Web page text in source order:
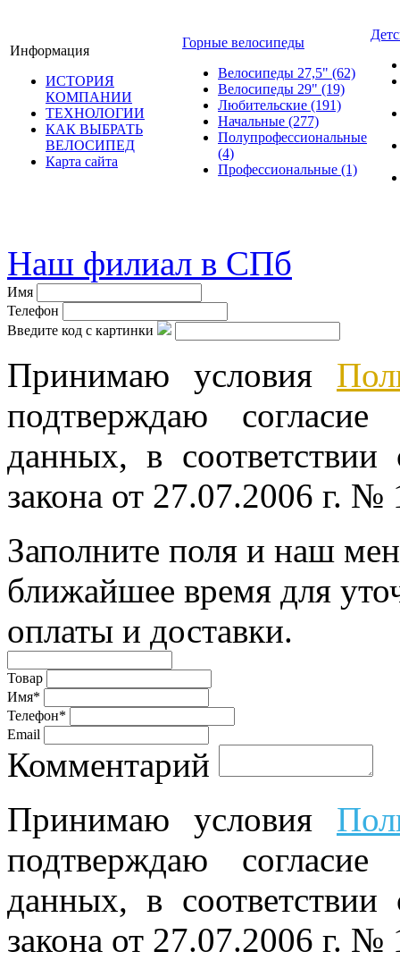
Информация
ИСТОРИЯ
КОМПАНИИ
ТЕХНОЛОГИИ
КАК ВЫБРАТЬ
ВЕЛОСИПЕД
Карта сайта
Горные велосипеды
Велосипеды 27,5" (62)
Велосипеды 29" (19)
Любительские (191)
Начальные (277)
Полупрофессиональные
(4)
Профессиональные (1)
Наш филиал в СПб
Имя
Телефон
Введите код с картинки
Принимаю условия
подтверждаю
данных, в соответствии
закона от 27.07.2006 г.
Заполните поля и наш
ближайшее время для
оплаты и доставки.
Товар
Имя*
Телефон*
Email
Комментарий
Принимаю условия
подтверждаю
данных, в соответствии
закона от 27.07.2006 г.